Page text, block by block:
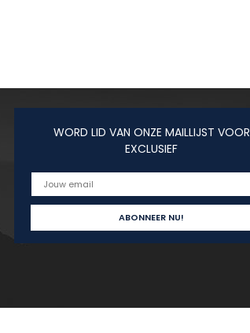
WORD LID VAN ONZE MAILLIJST VOOR
EXCLUSIEF